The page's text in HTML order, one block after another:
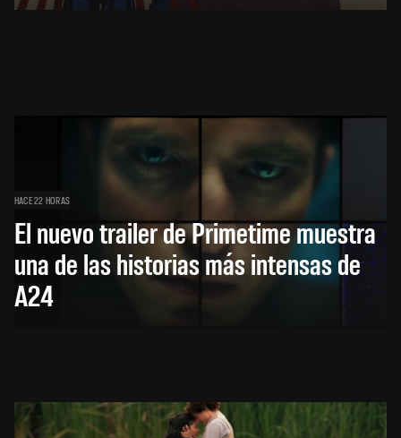
HACE 22 HORAS
El nuevo trailer de Primetime muestra
una de las historias más intensas de
A24